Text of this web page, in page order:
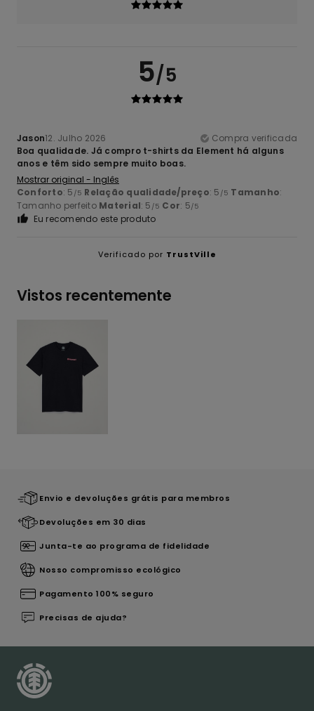
5/5
Jason12. Julho 2026
Compra verificada
Boa qualidade. Já compro t-shirts da Element há alguns
anos e têm sido sempre muito boas.
Mostrar original - Inglês
Conforto: 5 /5 Relação qualidade/preço: 5 /5 Tamanho:
Tamanho perfeito Material: 5 /5 Cor: 5/5
Eu recomendo este produto
Verificado por TrustVille
Vistos recentemente
Envio e devoluções grátis para membros
Devoluções em 30 dias
Junta-te ao programa de fidelidade
Nosso compromisso ecológico
Pagamento 100% seguro
Precisas de ajuda?